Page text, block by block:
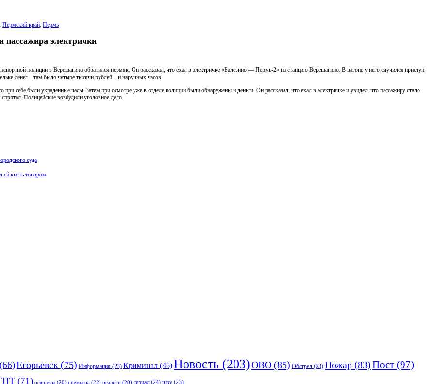
Пермский край, Пермь
пассажира электрички
полиции в Верещагино обратился пермяк. Он рассказал, что ехал в электричке «Балезино — Пермь-2» на станцию Верещагино. В вагоне у него случился приступ
денег – там было четыре тысячи рублей – и наручных часов.
себе были украденные часы. Затем при осмотре уже в отделе полиции были обнаружены и деньги. Он рассказал, что ехал в электричке и увидел, что пассажиру стало
Полицейские возбудили уголовное дело.
суда
ей кисть топором
(66)Егорьевск (75) Информация (23) Криминал (46)Новость (203)ОВО (85) Обстрел (23) Пожар (83)Пост (97)
(71) офицеры (20) премьера (22) реалити (20) сериал (24) шоу (23)